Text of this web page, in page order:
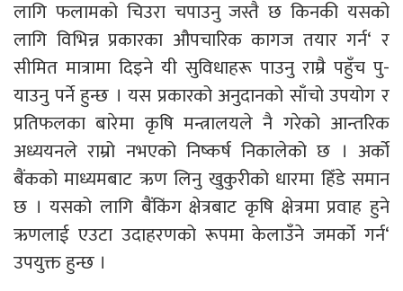
लागि फलामको चिउरा चपाउनु जस्तै छ किनकी यसको
लागि विभिन्न प्रकारका औपचारिक कागज तयार गर्न‘ र
सीमित मात्रामा दिइने यी सुविधाहरू पाउनु राम्रै पहुँच पु-
याउनु पर्ने हुन्छ । यस प्रकारको अनुदानको साँचो उपयोग र
प्रतिफलका बारेमा कृषि मन्त्रालयले नै गरेको आन्तरिक
अध्ययनले राम्रो नभएको निष्कर्ष निकालेको छ । अर्को
बैंकको माध्यमबाट ऋण लिनु खुकुरीको धारमा हिँडे समान
छ । यसको लागि बैंकिंग क्षेत्रबाट कृषि क्षेत्रमा प्रवाह हुने
ऋणलाई एउटा उदाहरणको रूपमा केलाउँने जमर्को गर्न‘
उपयुक्त हुन्छ ।